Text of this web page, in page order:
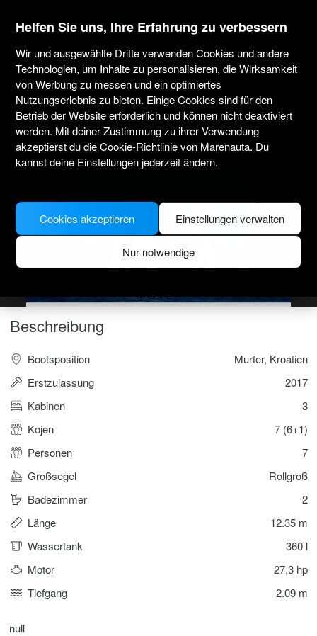
marenauta
Bavaria Cruiser 41 - Murter
4.5(7 über Charter) Nur ohne Skipper Professionell
Verifiziertes Boot
Beschreibung
Bootsposition
Murter, Kroatien
Erstzulassung
2017
Kabinen
3
Kojen
7 (6+1)
Personen
7
Großsegel
Rollgroß
Badezimmer
2
Länge
12.35 m
Wassertank
360 l
Motor
27,3 hp
Tiefgang
2.09 m
null
Helfen Sie uns, Ihre Erfahrung zu verbessern
Wir und ausgewählte Dritte verwenden Cookies und andere
Technologien, um Inhalte zu personalisieren, die Wirksamkeit
von Werbung zu messen und ein optimiertes
Nutzungserlebnis zu bieten. Einige Cookies sind für den
Betrieb der Website erforderlich und können nicht deaktiviert
werden. Mit deiner Zustimmung zu ihrer Verwendung
akzeptierst du dieCookie-Richtlinie von Marenauta. Du
kannst deine Einstellungen jederzeit ändern.
Einstellungen verwalten
Nur notwendige
Cookies akzeptieren